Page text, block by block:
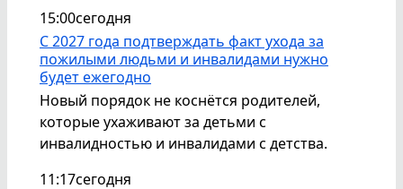
15:00сегодня
С 2027 года подтверждать факт ухода за
пожилыми людьми и инвалидами нужно
будет ежегодно
Новый порядок не коснётся родителей,
которые ухаживают за детьми с
инвалидностью и инвалидами с детства.
11:17сегодня